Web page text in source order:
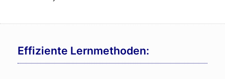
Effiziente Lernmethoden: